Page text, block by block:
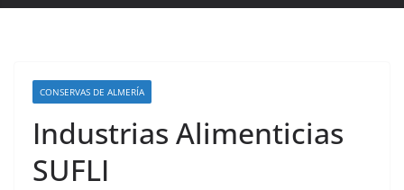
CONSERVAS DE ALMERÍA
Industrias Alimenticias
SUFLI